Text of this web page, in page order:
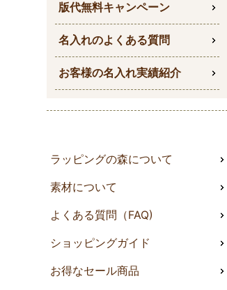
版代無料キャンペーン
名入れのよくある質問
お客様の名入れ実績紹介
ラッピングの森について
素材について
よくある質問（FAQ)
ショッピングガイド
お得なセール商品